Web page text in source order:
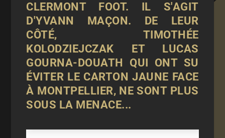
CLERMONT FOOT. IL S'AGIT
D'YVANN MAÇON. DE LEUR
CÔTÉ, TIMOTHÉE
KOLODZIEJCZAK ET LUCAS
GOURNA-DOUATH QUI ONT SU
ÉVITER LE CARTON JAUNE FACE
À MONTPELLIER, NE SONT PLUS
SOUS LA MENACE...